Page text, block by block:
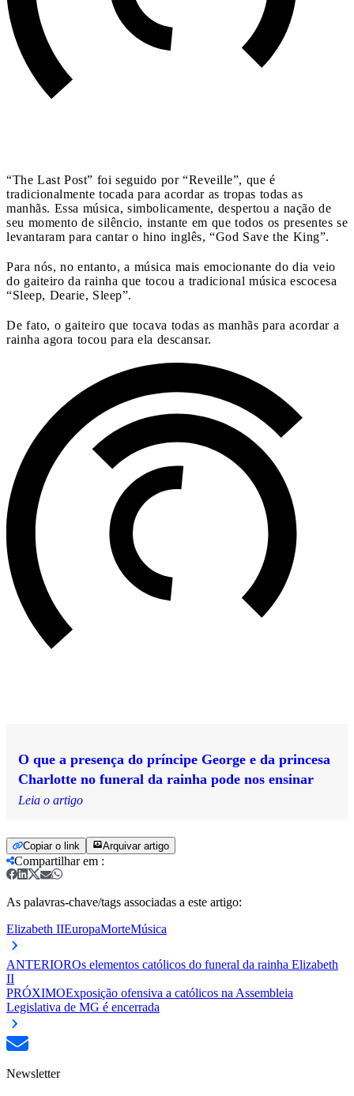
“The Last Post” foi seguido por “Reveille”, que é
tradicionalmente tocada para acordar as tropas todas as
manhãs. Essa música, simbolicamente, despertou a nação de
seu momento de silêncio, instante em que todos os presentes se
levantaram para cantar o hino inglês, “God Save the King”.
Para nós, no entanto, a música mais emocionante do dia veio
do gaiteiro da rainha que tocou a tradicional música escocesa
“Sleep, Dearie, Sleep”.
De fato, o gaiteiro que tocava todas as manhãs para acordar a
rainha agora tocou para ela descansar.
O que a presença do príncipe George e da princesa
Charlotte no funeral da rainha pode nos ensinar
Leia o artigo
Copiar o link Arquivar artigo
Compartilhar em :
As palavras-chave/tags associadas a este artigo:
Elizabeth IIEuropaMorteMúsica
ANTERIOROs elementos católicos do funeral da rainha Elizabeth
II
PRÓXIMOExposição ofensiva a católicos na Assembleia
Legislativa de MG é encerrada
Newsletter